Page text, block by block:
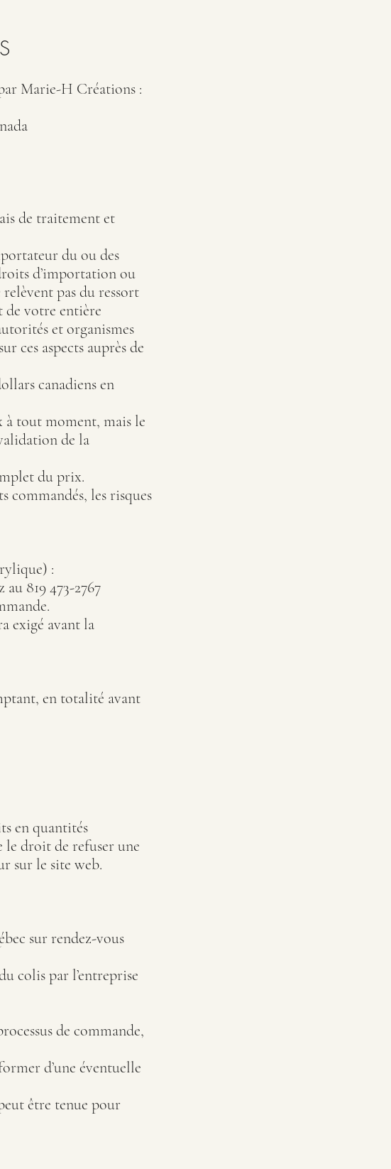
Marie-H Créations :
de traitement et
du ou des
d’importation ou
relèvent pas du ressort
de votre entière
et organismes
ces aspects auprès de
canadiens en
à tout moment, mais le
de la
du prix.
commandés, les risques
:
819 473-2767
exigé avant la
en totalité avant
en quantités
le droit de refuser une
sur le site web.
sur rendez-vous
colis par l’entreprise
de commande,
d’une éventuelle
être tenue pour